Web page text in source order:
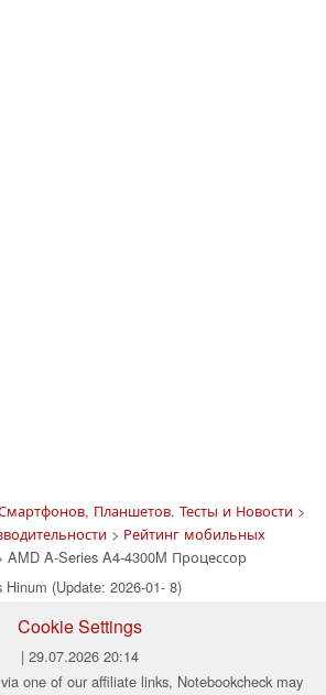
Планшетов. Тесты и Новости>
> Рейтинг мобильных
AMD A-Series A4-4300M Процессор
Hinum (Update: 2026-01- 8)
Cookie Settings
| 29.07.2026 20:14
one of our affiliate links, Notebookcheck may